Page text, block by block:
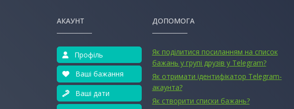
АКАУНТ
Профіль
Ваші бажання
Ваші дати
ДОПОМОГА
Як поділитися посиланням на список
бажань у групі друзів у Telegram?
Як отримати ідентифікатор Telegram-
акаунта?
Як створити списки бажань?